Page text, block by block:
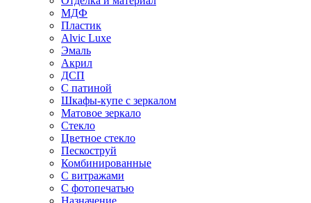
МДФ
Пластик
Alvic Luxe
Эмаль
Акрил
ДСП
С патиной
Шкафы-купе с зеркалом
Матовое зеркало
Стекло
Цветное стекло
Пескоструй
Комбинированные
С витражами
С фотопечатью
Назначение